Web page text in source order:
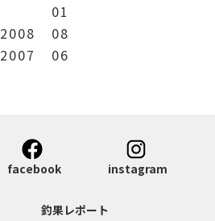
01
2008
08
2007
06
facebook instagram
釣果レポート